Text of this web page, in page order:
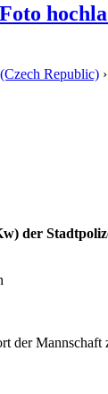
Republic) ›
der
der